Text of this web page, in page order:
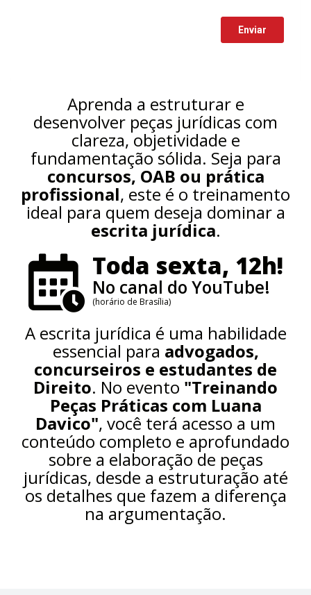
Aprenda a estruturar e
desenvolver peças jurídicas com
clareza, objetividade e
fundamentação sólida. Seja para
concursos, OAB ou prática
profissional, este é o treinamento
ideal para quem deseja dominar a
escrita jurídica.
Toda sexta, 12h!
No canal do YouTube!
(horário de Brasília)
A escrita jurídica é uma habilidade
essencial para advogados,
concurseiros e estudantes de
Direito. No evento "Treinando
Peças Práticas com Luana
Davico", você terá acesso a um
conteúdo completo e aprofundado
sobre a elaboração de peças
jurídicas, desde a estruturação até
os detalhes que fazem a diferença
na argumentação.